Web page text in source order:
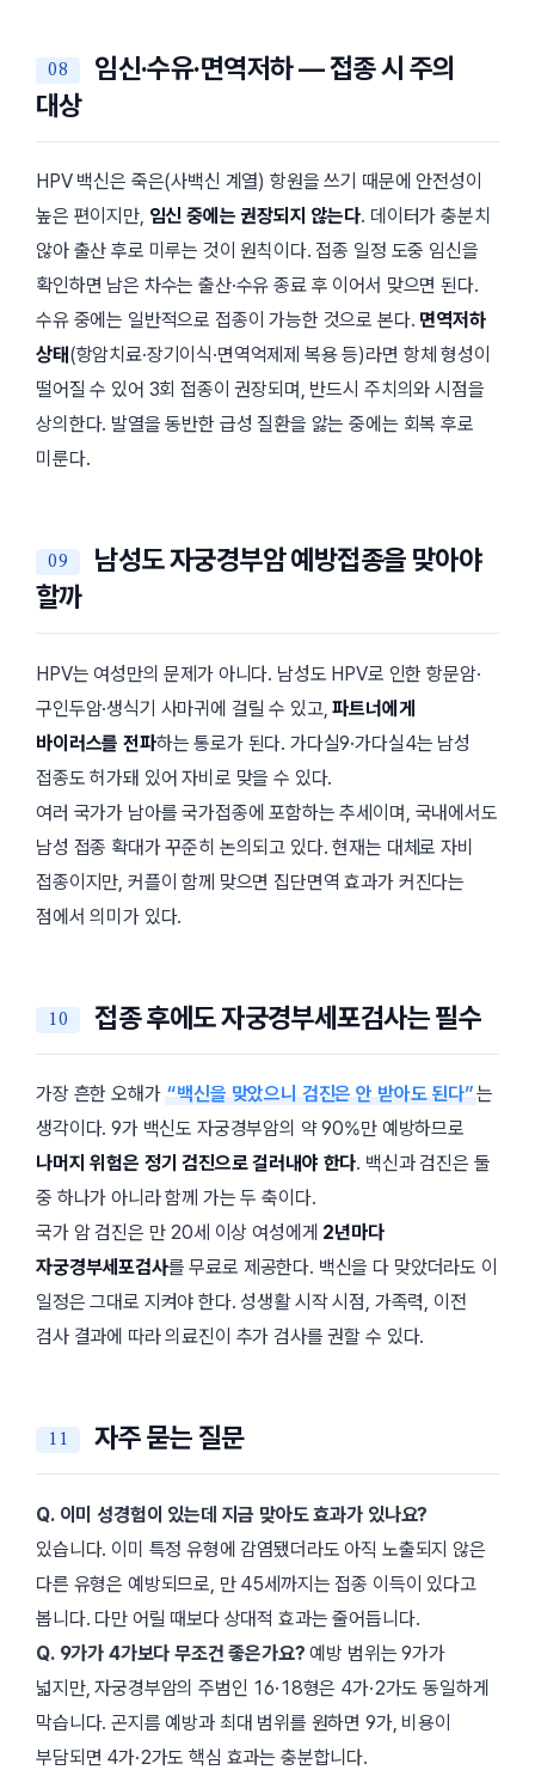
임신·수유·면역저하 — 접종 시 주의
대상
HPV 백신은 죽은(사백신 계열) 항원을 쓰기 때문에 안전성이
높은 편이지만, 임신 중에는 권장되지 않는다. 데이터가 충분치
않아 출산 후로 미루는 것이 원칙이다. 접종 일정 도중 임신을
확인하면 남은 차수는 출산·수유 종료 후 이어서 맞으면 된다.
수유 중에는 일반적으로 접종이 가능한 것으로 본다. 면역저하
상태(항암치료·장기이식·면역억제제 복용 등)라면 항체 형성이
떨어질 수 있어 3회 접종이 권장되며, 반드시 주치의와 시점을
상의한다. 발열을 동반한 급성 질환을 앓는 중에는 회복 후로
미룬다.
남성도 자궁경부암 예방접종을 맞아야
할까
HPV는 여성만의 문제가 아니다. 남성도 HPV로 인한 항문암·
구인두암·생식기 사마귀에 걸릴 수 있고,파트너에게
바이러스를 전파하는 통로가 된다. 가다실9·가다실4는 남성
접종도 허가돼 있어 자비로 맞을 수 있다.
여러 국가가 남아를 국가접종에 포함하는 추세이며, 국내에서도
남성 접종 확대가 꾸준히 논의되고 있다. 현재는 대체로 자비
접종이지만, 커플이 함께 맞으면 집단면역 효과가 커진다는
점에서 의미가 있다.
접종 후에도 자궁경부세포검사는 필수
가장 흔한 오해가 “백신을 맞았으니 검진은 안 받아도 된다”는
생각이다. 9가 백신도 자궁경부암의 약 90%만 예방하므로
나머지 위험은 정기 검진으로 걸러내야 한다. 백신과 검진은 둘
중 하나가 아니라 함께 가는 두 축이다.
국가 암 검진은 만 20세 이상 여성에게 2년마다
자궁경부세포검사를 무료로 제공한다. 백신을 다 맞았더라도 이
일정은 그대로 지켜야 한다. 성생활 시작 시점, 가족력, 이전
검사 결과에 따라 의료진이 추가 검사를 권할 수 있다.
자주 묻는 질문
Q. 이미 성경험이 있는데 지금 맞아도 효과가 있나요?
있습니다. 이미 특정 유형에 감염됐더라도 아직 노출되지 않은
다른 유형은 예방되므로, 만 45세까지는 접종 이득이 있다고
봅니다. 다만 어릴 때보다 상대적 효과는 줄어듭니다.
Q. 9가가 4가보다 무조건 좋은가요? 예방 범위는 9가가
넓지만, 자궁경부암의 주범인 16·18형은 4가·2가도 동일하게
막습니다. 곤지름 예방과 최대 범위를 원하면 9가, 비용이
부담되면 4가·2가도 핵심 효과는 충분합니다.